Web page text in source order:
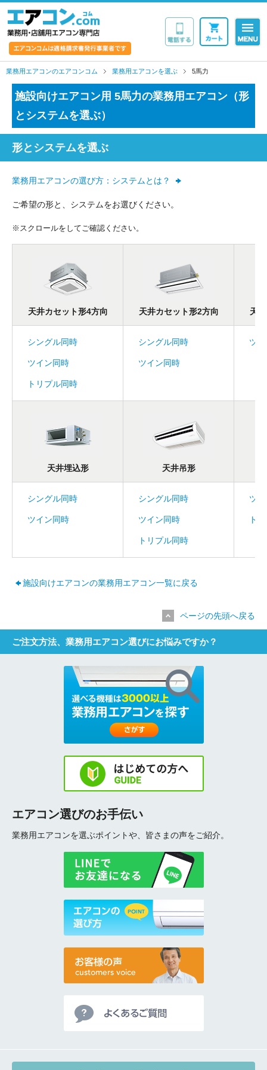
業務用エアコンのエアコンコム 業務用エアコンを選ぶ 5馬力
施設向けエアコン用 5馬力の業務用エアコン（形
とシステムを選ぶ）
形とシステムを選ぶ
業務用エアコンの選び方：システムとは？
ご希望の形と、システムをお選びください。
※スクロールをしてご確認ください。
天井カセット形4方向 天井カセット形2方向 天
シングル同時
ツイン同時
トリプル同時
シングル同時
ツイン同時
ツ
天井埋込形 天井吊形
シングル同時
ツイン同時
シングル同時
ツイン同時
トリプル同時
ツ
ト
施設向けエアコンの業務用エアコン一覧に戻る
ページの先頭へ戻る
ご注文方法、業務用エアコン選びにお悩みですか？
エアコン選びのお手伝い
業務用エアコンを選ぶポイントや、皆さまの声をご紹介。
電話番号
メールアドレス
お問合せ内容
(ご選択ください)
工事お見積り依頼
機器お見積り依頼
(ご選択ください)
送信する